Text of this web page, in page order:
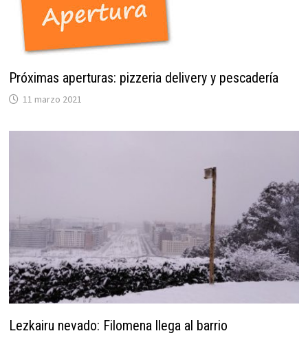
Próximas aperturas: pizzeria delivery y pescadería
11 marzo 2021
Lezkairu nevado: Filomena llega al barrio